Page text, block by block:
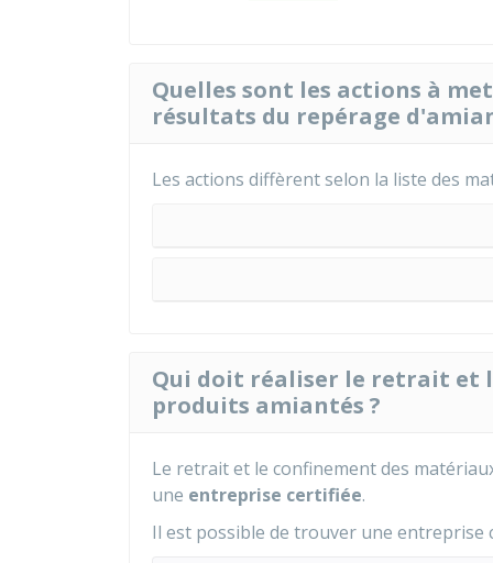
Quelles sont les actions à
résultats du repérage
Les actions diffèrent selon la liste des
Qui doit réaliser le retrait et
produits amiantés ?
Le retrait et le confinement des
une entreprise certifiée.
Il est possible de trouver une entreprise